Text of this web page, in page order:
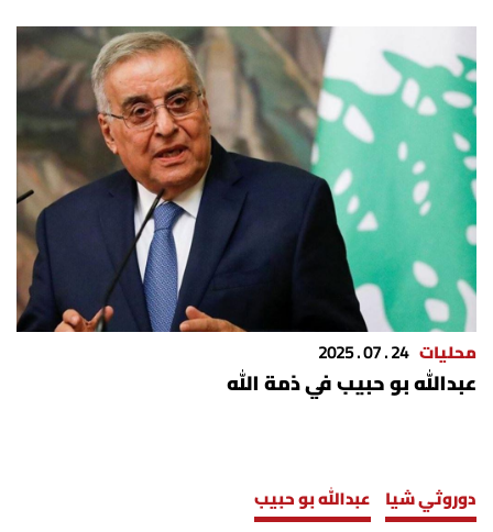
شروط الإشتراك
Digital solutions by
محليات 24 . 07 . 2025
عبدالله بو حبيب في ذمة الله
دوروثي شيا عبدالله بو حبيب